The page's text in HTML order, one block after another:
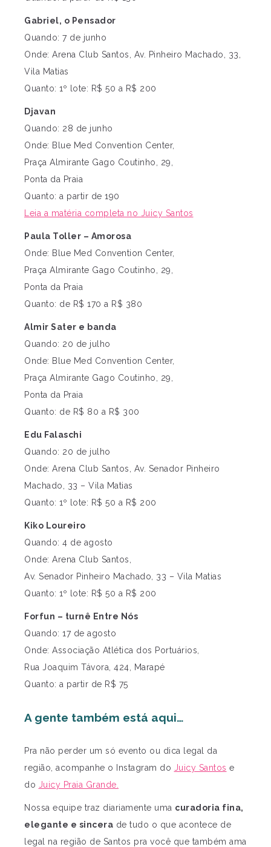
Gabriel, o Pensador
Quando: 7 de junho
Onde: Arena Club Santos, Av. Pinheiro Machado, 33,
Vila Matias
Quanto: 1º lote: R$ 50 a R$ 200
Djavan
Quando: 28 de junho
Onde: Blue Med Convention Center,
Praça Almirante Gago Coutinho, 29,
Ponta da Praia
Quanto: a partir de 190
Leia a matéria completa no Juicy Santos
Paula Toller – Amorosa
Onde: Blue Med Convention Center,
Praça Almirante Gago Coutinho, 29,
Ponta da Praia
Quanto: de R$ 170 a R$ 380
Almir Sater e banda
Quando: 20 de julho
Onde: Blue Med Convention Center,
Praça Almirante Gago Coutinho, 29,
Ponta da Praia
Quanto: de R$ 80 a R$ 300
Edu Falaschi
Quando: 20 de julho
Onde: Arena Club Santos, Av. Senador Pinheiro
Machado, 33 – Vila Matias
Quanto: 1º lote: R$ 50 a R$ 200
Kiko Loureiro
Quando: 4 de agosto
Onde: Arena Club Santos,
Av. Senador Pinheiro Machado, 33 – Vila Matias
Quanto: 1º lote: R$ 50 a R$ 200
Forfun – turnê Entre Nós
Quando: 17 de agosto
Onde: Associação Atlética dos Portuários,
Rua Joaquim Távora, 424, Marapé
Quanto: a partir de R$ 75
A gente também está aqui…
Pra não perder um só evento ou dica legal da
região, acompanhe o Instagram do Juicy Santos e
do Juicy Praia Grande.
Nossa equipe traz diariamente uma curadoria fina,
elegante e sincera de tudo o que acontece de
legal na região de Santos pra você que também ama